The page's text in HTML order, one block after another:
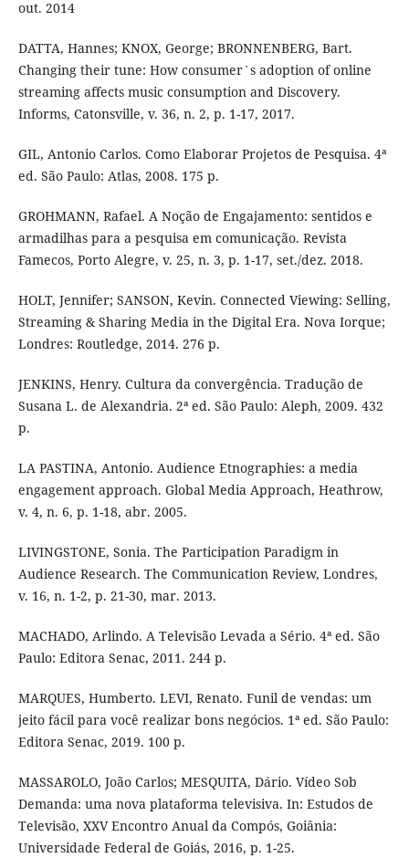
out. 2014
DATTA, Hannes; KNOX, George; BRONNENBERG, Bart.
Changing their tune: How consumer`s adoption of online
streaming affects music consumption and Discovery.
Informs, Catonsville, v. 36, n. 2, p. 1-17, 2017.
GIL, Antonio Carlos. Como Elaborar Projetos de Pesquisa. 4ª
ed. São Paulo: Atlas, 2008. 175 p.
GROHMANN, Rafael. A Noção de Engajamento: sentidos e
armadilhas para a pesquisa em comunicação. Revista
Famecos, Porto Alegre, v. 25, n. 3, p. 1-17, set./dez. 2018.
HOLT, Jennifer; SANSON, Kevin. Connected Viewing: Selling,
Streaming & Sharing Media in the Digital Era. Nova Iorque;
Londres: Routledge, 2014. 276 p.
JENKINS, Henry. Cultura da convergência. Tradução de
Susana L. de Alexandria. 2ª ed. São Paulo: Aleph, 2009. 432
p.
LA PASTINA, Antonio. Audience Etnographies: a media
engagement approach. Global Media Approach, Heathrow,
v. 4, n. 6, p. 1-18, abr. 2005.
LIVINGSTONE, Sonia. The Participation Paradigm in
Audience Research. The Communication Review, Londres,
v. 16, n. 1-2, p. 21-30, mar. 2013.
MACHADO, Arlindo. A Televisão Levada a Sério. 4ª ed. São
Paulo: Editora Senac, 2011. 244 p.
MARQUES, Humberto. LEVI, Renato. Funil de vendas: um
jeito fácil para você realizar bons negócios. 1ª ed. São Paulo:
Editora Senac, 2019. 100 p.
MASSAROLO, João Carlos; MESQUITA, Dário. Vídeo Sob
Demanda: uma nova plataforma televisiva. In: Estudos de
Televisão, XXV Encontro Anual da Compós, Goiânia:
Universidade Federal de Goiás, 2016, p. 1-25.